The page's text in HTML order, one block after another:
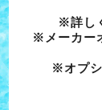
※詳し
※メーカー
※オプシ